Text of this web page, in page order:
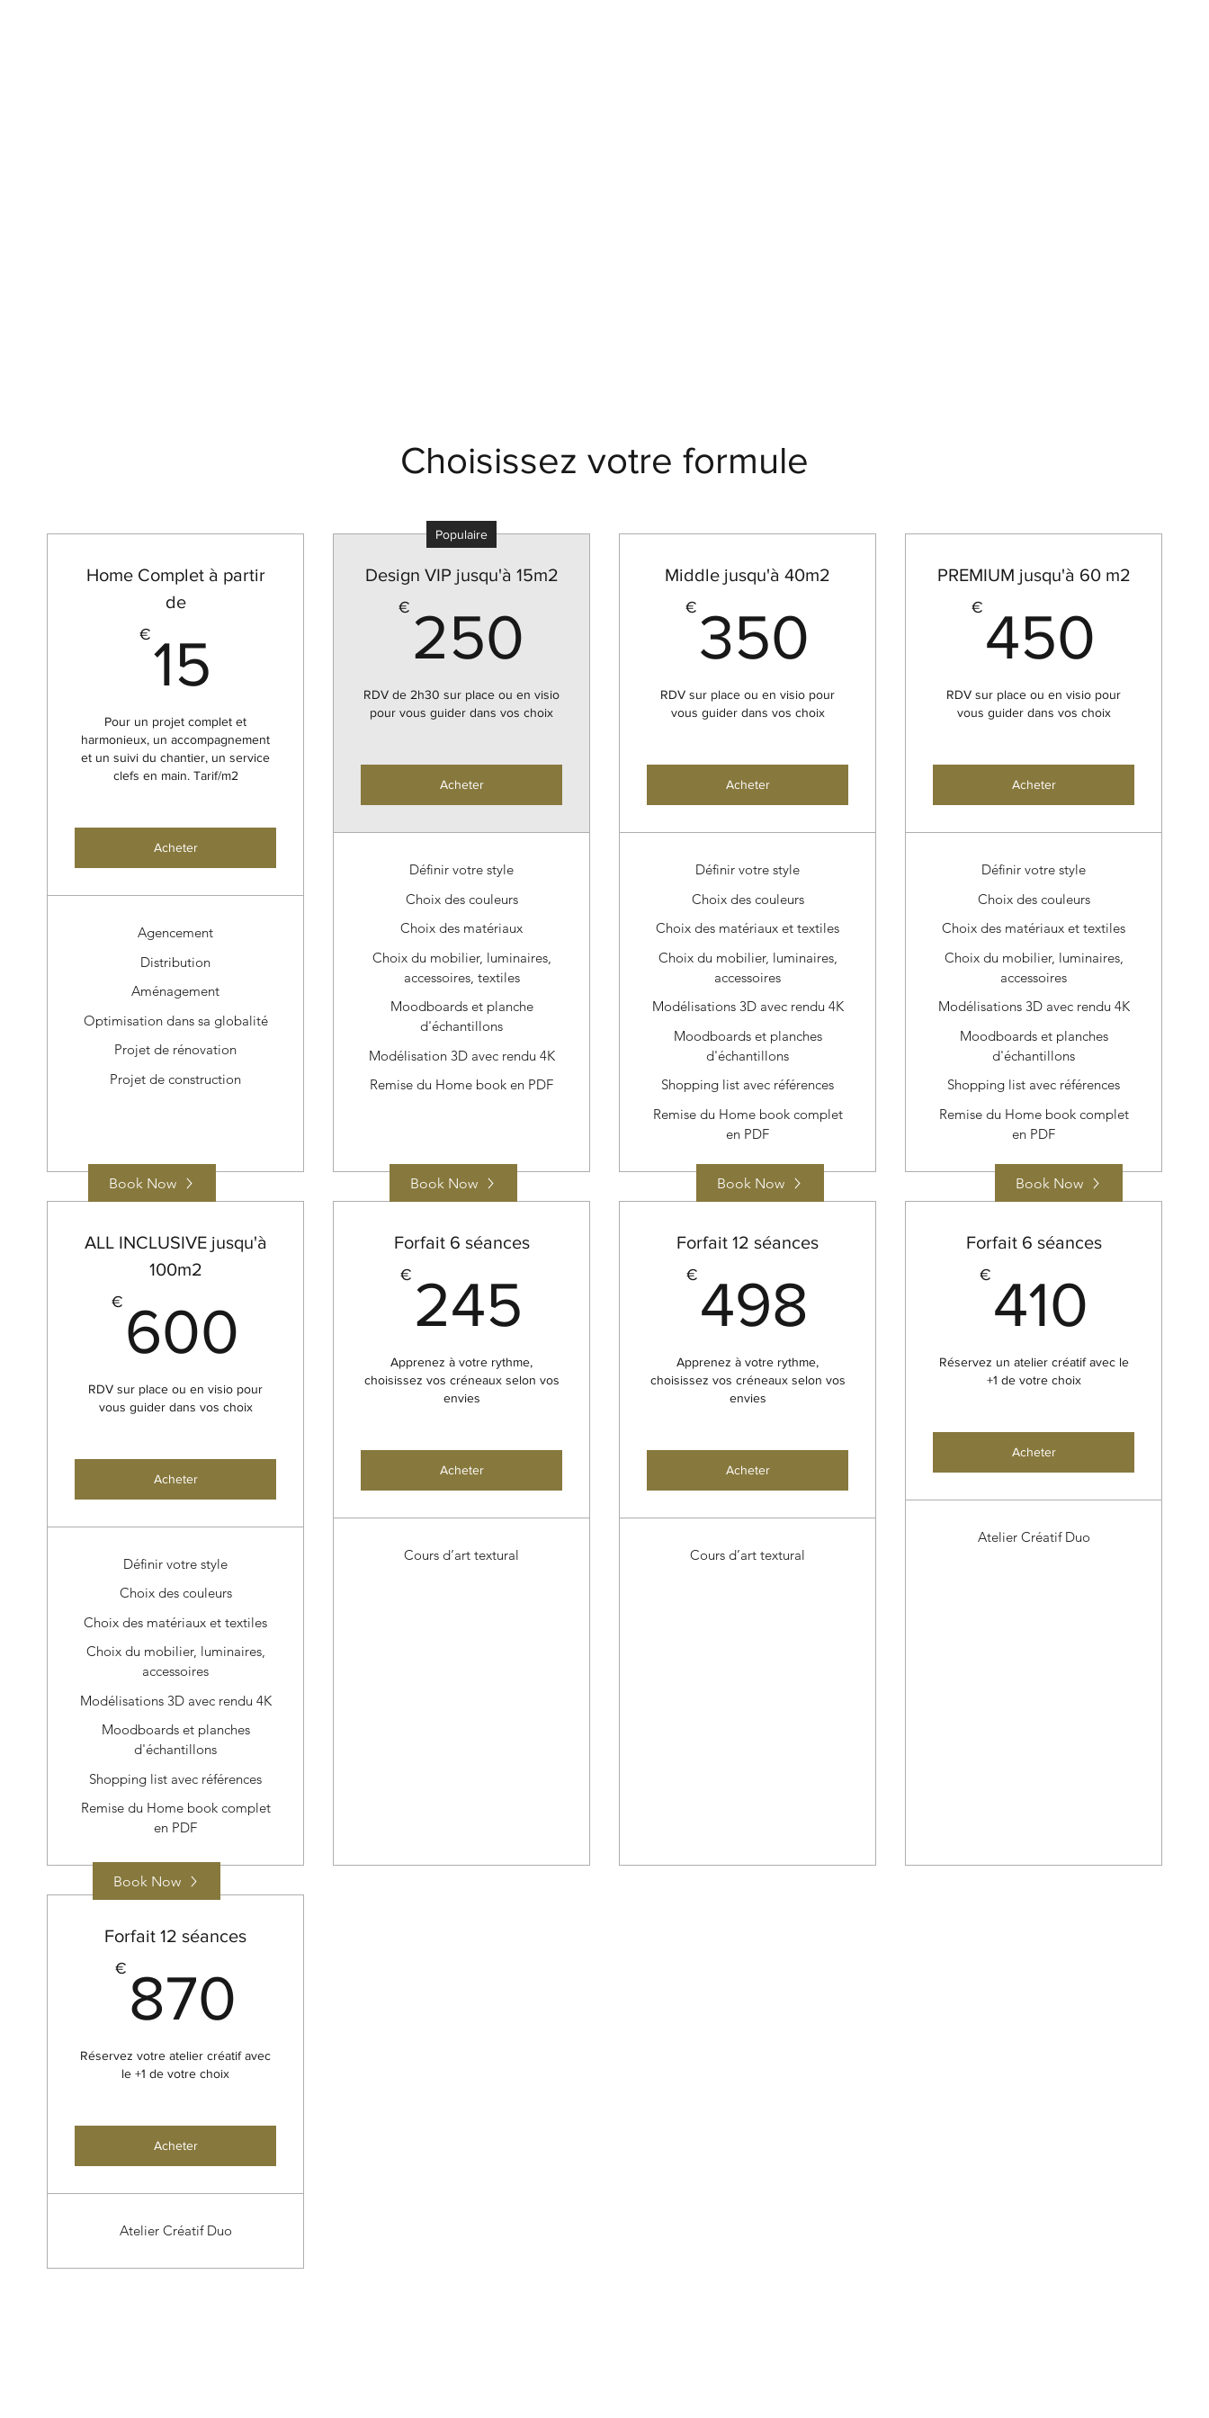
Choisissez votre formule
Home Complet à partir
de
€ 15
Pour un projet complet et
harmonieux, un accompagnement
et un suivi du chantier, un service
clefs en main. Tarif/m2
Acheter
Agencement
Distribution
Aménagement
Optimisation dans sa globalité
Projet de rénovation
Projet de construction
Populaire
Design VIP jusqu'à 15m2
€ 250
RDV de 2h30 sur place ou en visio
pour vous guider dans vos choix
Acheter
Définir votre style
Choix des couleurs
Choix des matériaux
Choix du mobilier, luminaires,
accessoires, textiles
Moodboards et planche
d'échantillons
Modélisation 3D avec rendu 4K
Remise du Home book en PDF
Middle jusqu'à 40m2
€ 350
RDV sur place ou en visio pour
vous guider dans vos choix
Acheter
Définir votre style
Choix des couleurs
Choix des matériaux et textiles
Choix du mobilier, luminaires,
accessoires
Modélisations 3D avec rendu 4K
Moodboards et planches
d'échantillons
Shopping list avec références
Remise du Home book complet
en PDF
PREMIUM jusqu'à 60 m2
€ 450
RDV sur place ou en visio pour
vous guider dans vos choix
Acheter
Définir votre style
Choix des couleurs
Choix des matériaux et textiles
Choix du mobilier, luminaires,
accessoires
Modélisations 3D avec rendu 4K
Moodboards et planches
d'échantillons
Shopping list avec références
Remise du Home book complet
en PDF
ALL INCLUSIVE jusqu'à
100m2
€ 600
RDV sur place ou en visio pour
vous guider dans vos choix
Acheter
Définir votre style
Choix des couleurs
Choix des matériaux et textiles
Choix du mobilier, luminaires,
accessoires
Modélisations 3D avec rendu 4K
Moodboards et planches
d'échantillons
Shopping list avec références
Remise du Home book complet
en PDF
Forfait 6 séances
€ 245
Apprenez à votre rythme,
choisissez vos créneaux selon vos
envies
Acheter
Cours d’art textural
Forfait 12 séances
€ 498
Apprenez à votre rythme,
choisissez vos créneaux selon vos
envies
Acheter
Cours d’art textural
Forfait 6 séances
€ 410
Réservez un atelier créatif avec le
+1 de votre choix
Acheter
Atelier Créatif Duo
Forfait 12 séances
€ 870
Réservez votre atelier créatif avec
le +1 de votre choix
Acheter
Atelier Créatif Duo
Book Now Book Now Book Now Book Now
Book Now